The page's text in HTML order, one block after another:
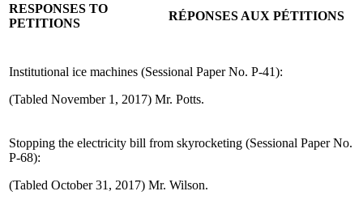
RESPONSES TO
PETITIONS
RÉPONSES AUX PÉTITIONS
Institutional ice machines (Sessional Paper No. P-41):
(Tabled November 1, 2017) Mr. Potts.
Stopping the electricity bill from skyrocketing (Sessional Paper No.
P-68):
(Tabled October 31, 2017) Mr. Wilson.